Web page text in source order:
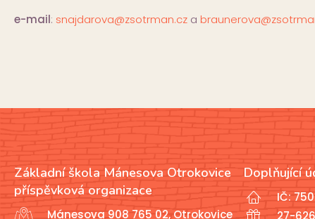
e-mail: snajdarova@zsotrman.cz a
Základní škola Mánesova Otrokovice
příspěvková organizace
Mánesova 908 765 02, Otrokovice
Doplňující
IČ:
27-